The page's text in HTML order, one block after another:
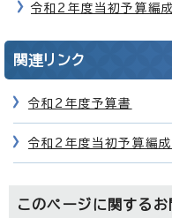
令和2年度当初予算編
関連リンク
令和2年度予算書
令和2年度当初予算編
このページに関する お